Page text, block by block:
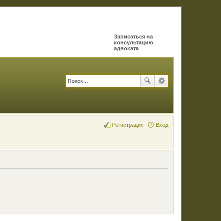
Записаться на
консультацию
адвоката
Вход
Регистрация